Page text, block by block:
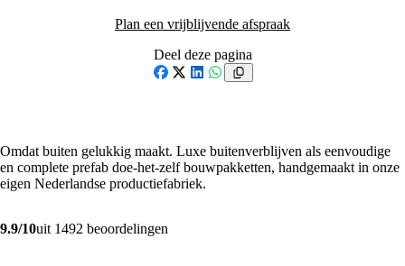
Plan een vrijblijvende afspraak
Deel deze pagina
Omdat buiten gelukkig maakt. Luxe buitenverblijven als eenvoudige
en complete prefab doe-het-zelf bouwpakketten, handgemaakt in onze
eigen Nederlandse productiefabriek.
9.9/10uit 1492 beoordelingen